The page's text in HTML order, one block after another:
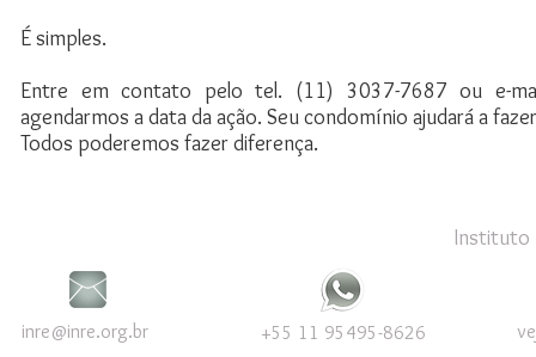
É simples.
Entre em contato pelo tel. (11) 3037-7687 ou e-
agendarmos a data da ação. Seu condomínio ajudará a
Todos poderemos fazer diferença.
Instituto
inre@inre.org.br +55 11 95495-8626